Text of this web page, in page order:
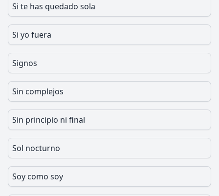
Si te has quedado sola
Si yo fuera
Signos
Sin complejos
Sin principio ni final
Sol nocturno
Soy como soy